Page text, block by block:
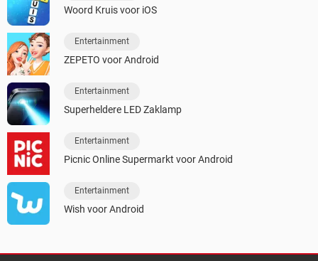
Woord Kruis voor iOS
Entertainment
ZEPETO voor Android
Entertainment
Superheldere LED Zaklamp
Entertainment
Picnic Online Supermarkt voor Android
Entertainment
Wish voor Android